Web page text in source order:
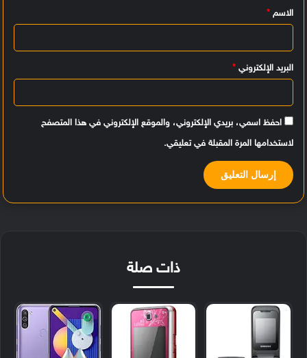
ق
الاسم *
البريد الإلكتروني *
احفظ اسمي، بريدي الإلكتروني، والموقع الإلكتروني في هذا المتصفح
لاستخدامها المرة المقبلة في تعليقي.
ذات صلة